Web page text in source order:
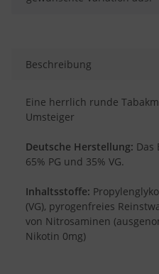
Beschreibung
Eine herrlich runde
Umsteiger
Deutsche Herstellung: Das
65% PG und 35% VG.
Inhaltsstoffe:
(VG), pyrogenfreies
von Nitrosaminen
Nikotin 0mg)